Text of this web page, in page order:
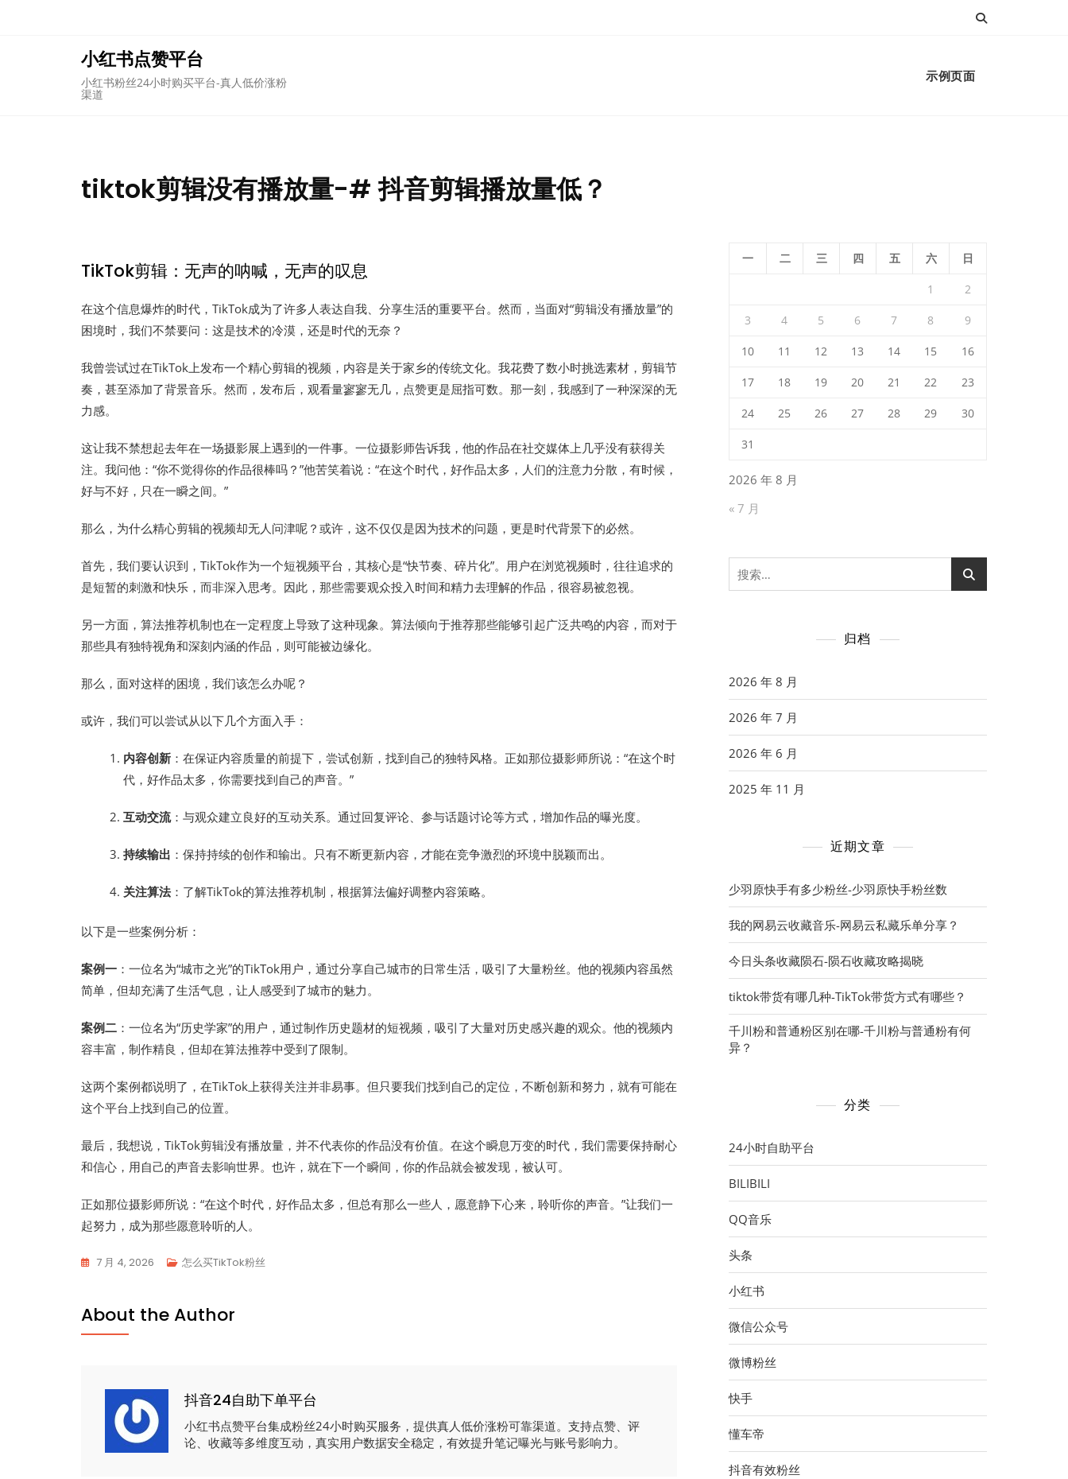
小红书点赞平台
小红书粉丝24小时购买平台-真人低价涨粉
渠道
示例页面
tiktok剪辑没有播放量-# 抖音剪辑播放量低？
TikTok剪辑：无声的呐喊，无声的叹息
在这个信息爆炸的时代，TikTok成为了许多人表达自我、分享生活的重要平台。然而，当面对“剪辑没有播放量”的
困境时，我们不禁要问：这是技术的冷漠，还是时代的无奈？
我曾尝试过在TikTok上发布一个精心剪辑的视频，内容是关于家乡的传统文化。我花费了数小时挑选素材，剪辑节
奏，甚至添加了背景音乐。然而，发布后，观看量寥寥无几，点赞更是屈指可数。那一刻，我感到了一种深深的无
力感。
这让我不禁想起去年在一场摄影展上遇到的一件事。一位摄影师告诉我，他的作品在社交媒体上几乎没有获得关
注。我问他：“你不觉得你的作品很棒吗？”他苦笑着说：“在这个时代，好作品太多，人们的注意力分散，有时候，
好与不好，只在一瞬之间。”
那么，为什么精心剪辑的视频却无人问津呢？或许，这不仅仅是因为技术的问题，更是时代背景下的必然。
首先，我们要认识到，TikTok作为一个短视频平台，其核心是“快节奏、碎片化”。用户在浏览视频时，往往追求的
是短暂的刺激和快乐，而非深入思考。因此，那些需要观众投入时间和精力去理解的作品，很容易被忽视。
另一方面，算法推荐机制也在一定程度上导致了这种现象。算法倾向于推荐那些能够引起广泛共鸣的内容，而对于
那些具有独特视角和深刻内涵的作品，则可能被边缘化。
那么，面对这样的困境，我们该怎么办呢？
或许，我们可以尝试从以下几个方面入手：
内容创新 ：在保证内容质量的前提下，尝试创新，找到自己的独特风格。正如那位摄影师所说：“在这个时
代，好作品太多，你需要找到自己的声音。”
互动交流：与观众建立良好的互动关系。通过回复评论、参与话题讨论等方式，增加作品的曝光度。
持续输出 ：保持持续的创作和输出。只有不断更新内容，才能在竞争激烈的环境中脱颖而出。
关注算法：了解TikTok的算法推荐机制，根据算法偏好调整内容策略。
以下是一些案例分析：
案例一 ：一位名为“城市之光”的TikTok用户，通过分享自己城市的日常生活，吸引了大量粉丝。他的视频内容虽然
简单，但却充满了生活气息，让人感受到了城市的魅力。
案例二 ：一位名为“历史学家”的用户，通过制作历史题材的短视频，吸引了大量对历史感兴趣的观众。他的视频内
容丰富，制作精良，但却在算法推荐中受到了限制。
这两个案例都说明了，在TikTok上获得关注并非易事。但只要我们找到自己的定位，不断创新和努力，就有可能在
这个平台上找到自己的位置。
最后，我想说，TikTok剪辑没有播放量，并不代表你的作品没有价值。在这个瞬息万变的时代，我们需要保持耐心
和信心，用自己的声音去影响世界。也许，就在下一个瞬间，你的作品就会被发现，被认可。
正如那位摄影师所说：“在这个时代，好作品太多，但总有那么一些人，愿意静下心来，聆听你的声音。”让我们一
起努力，成为那些愿意聆听的人。
7 月 4, 2026 怎么买TikTok粉丝
About the Author
抖音24自助下单平台
小红书点赞平台集成粉丝24小时购买服务，提供真人低价涨粉可靠渠道。支持点赞、评
论、收藏等多维度互动，真实用户数据安全稳定，有效提升笔记曝光与账号影响力。
2026 年 8 月
一 二 三 四 五 六 日
1 2
3 4 5 6 7 8 9
10 11 12 13 14 15 16
17 18 19 20 21 22 23
24 25 26 27 28 29 30
31
« 7 月
搜
索：
归档
2026 年 8 月
2026 年 7 月
2026 年 6 月
2025 年 11 月
近期文章
少羽原快手有多少粉丝-少羽原快手粉丝数
我的网易云收藏音乐-网易云私藏乐单分享？
今日头条收藏陨石-陨石收藏攻略揭晓
tiktok带货有哪几种-TikTok带货方式有哪些？
千川粉和普通粉区别在哪-千川粉与普通粉有何
异？
分类
24小时自助平台
BILIBILI
QQ音乐
头条
小红书
微信公众号
微博粉丝
快手
懂车帝
抖音有效粉丝